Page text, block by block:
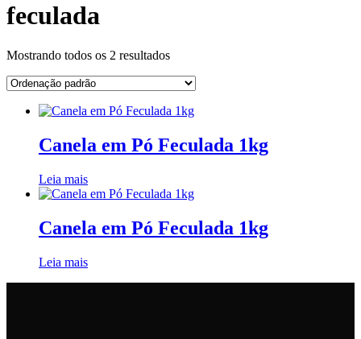
feculada
Mostrando todos os 2 resultados
Canela em Pó Feculada 1kg
Leia mais
Canela em Pó Feculada 1kg
Leia mais